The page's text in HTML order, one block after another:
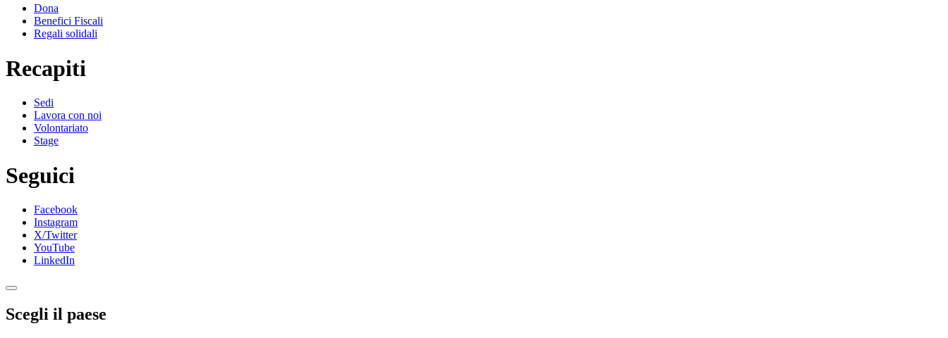
Dona
Benefici Fiscali
Regali solidali
Recapiti
Sedi
Lavora con noi
Volontariato
Stage
Seguici
Facebook
Instagram
X/Twitter
YouTube
LinkedIn
Scegli il paese